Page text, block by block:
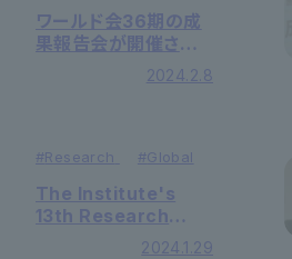
ワールド会36期の成
果報告会が開催され
2024.2.8
#Research #Global
The Institute's
13th Research
Meeting was held
2024.1.29